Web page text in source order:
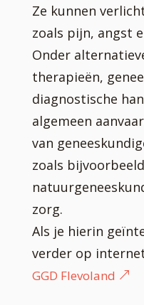
Ze kunnen
zoals pijn, angst
Onder
therapieën,
diagnostische
algemeen
van
zoals
zorg.
Als je hierin
verder op
GGD Flevoland